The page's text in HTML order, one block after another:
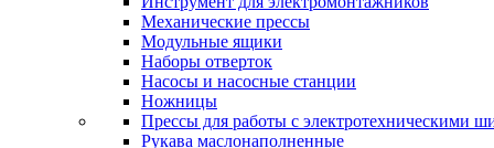
Механические прессы
Модульные ящики
Наборы отверток
Насосы и насосные станции
Ножницы
Прессы для работы с электротехническими
Рукава маслонаполненные